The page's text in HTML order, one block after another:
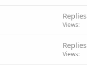
Replies
Views
Replies
Views